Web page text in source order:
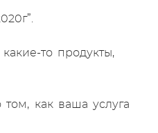
то продукты,
как ваша услуга